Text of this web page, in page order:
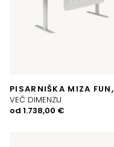
PISARNIŠKA MIZA FUN,
VEČ DIMENZIJ
od 1.738,00 €